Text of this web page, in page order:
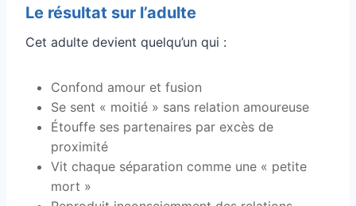
Le résultat sur l’adulte
Cet adulte devient quelqu’un qui :
Confond amour et fusion
Se sent « moitié » sans relation amoureuse
Étouffe ses partenaires par excès de
proximité
Vit chaque séparation comme une « petite
mort »